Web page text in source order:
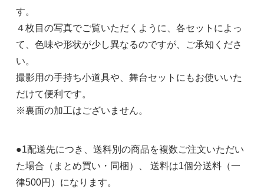
す。
４枚目の写真でご覧いただくように、各セットによっ
て、色味や形状が少し異なるのですが、ご承知くださ
い。
撮影用の手持ち小道具や、舞台セットにもお使いいた
だけて便利です。
※裏面の加工はございません。
●1配送先につき、送料別の商品を複数ご注文いただい
た場合（まとめ買い・同梱）、 送料は1個分送料（一
律500円）になります。